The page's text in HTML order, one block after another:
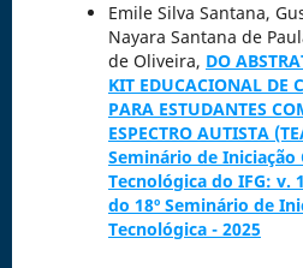
Emile Silva Santana,
Nayara Santana de
de Oliveira, DO
KIT EDUCACIONAL DE
PARA ESTUDANTES
ESPECTRO AUTISTA
Seminário de Iniciação
Tecnológica do IFG: v.
do 18º Seminário de
Tecnológica - 2025